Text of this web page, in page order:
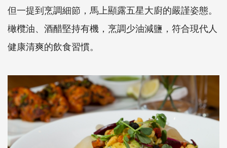
但一提到烹調細節，馬上顯露五星大廚的嚴謹姿態。
橄欖油、酒醋堅持有機，烹調少油減鹽，符合現代人
健康清爽的飲食習慣。